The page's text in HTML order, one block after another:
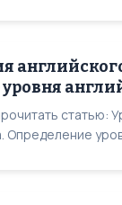
статью:
Определение